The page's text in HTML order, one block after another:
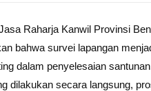
Raharja Kanwil Provinsi
bahwa survei lapangan
dalam penyelesaian
dilakukan secara langsung,